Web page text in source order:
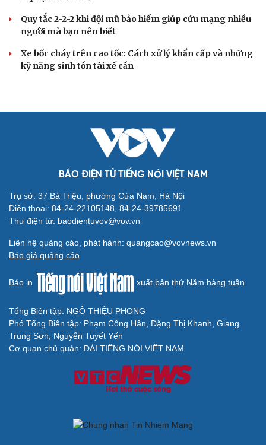
Quy tắc 2-2-2 khi đội mũ bảo hiểm giúp cứu mạng nhiều
người mà bạn nên biết
Xe bốc cháy trên cao tốc: Cách xử lý khẩn cấp và những
kỹ năng sinh tồn tài xế cần
BÁO ĐIỆN TỬ TIẾNG NÓI VIỆT NAM
Trụ sở: 37 Bà Triệu, phường Cửa Nam, Hà Nội
Điện thoại: 84-24-22105148, 84-24-39785691
Thư điện tử: baodientuvov@vov.vn
Liên hệ quảng cáo, phát hành: quangcao@vovnews.vn
Báo giá quảng cáo
Báo in xuất bản thứ Năm hàng tuần
Tổng Biên tập: NGÔ THIỆU PHONG
Phó Tổng Biên tập: Phạm Công Hân, Đặng Thị Khanh, Giang
Trung Sơn, Nguyễn Tuyết Yến
Cơ quan chủ quản: ĐÀI TIẾNG NÓI VIỆT NAM